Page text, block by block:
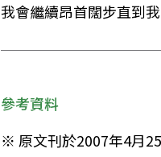
我會繼續昂首闊步直到
參考資料
※ 原文刊於2007年4月25